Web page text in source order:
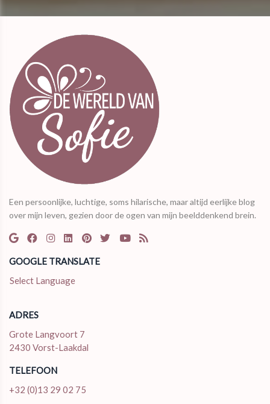
Een persoonlijke, luchtige, soms hilarische, maar altijd eerlijke blog
over mijn leven, gezien door de ogen van mijn beelddenkend brein.
GOOGLE TRANSLATE
Select Language
ADRES
Grote Langvoort 7
2430 Vorst-Laakdal
TELEFOON
+32 (0)13 29 02 75